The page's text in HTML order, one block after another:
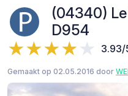
(04340)
D954
3.93/
Gemaakt op 02.05.2016 door